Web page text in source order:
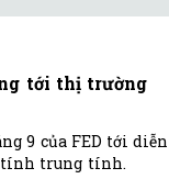
tới thị trường
9 của FED tới diễn
tính trung tính.